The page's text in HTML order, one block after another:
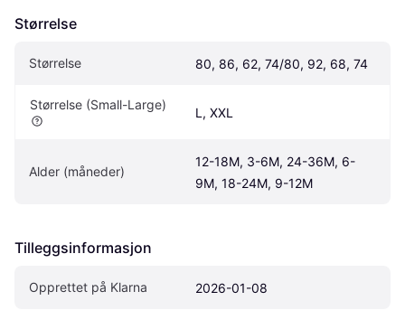
Størrelse
Størrelse 80, 86, 62, 74/80, 92, 68, 74
Størrelse (Small-Large)
L, XXL
Alder (måneder)
12-18M, 3-6M, 24-36M, 6-
9M, 18-24M, 9-12M
Tilleggsinformasjon
Opprettet på Klarna 2026-01-08